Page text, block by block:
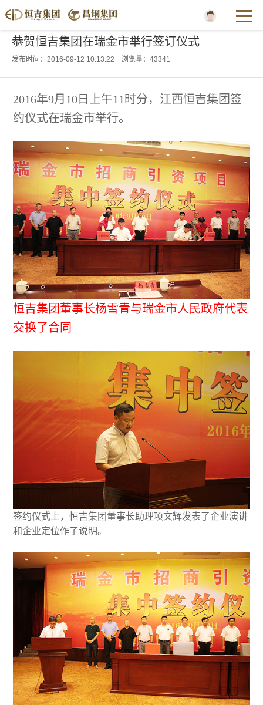
恭贺恒吉集团在瑞金市举行签订仪式
发布时间：2016-09-12 10:13:22 浏览量：43341
2016年9月 10 日上午11 时分，江西恒吉集团签
约仪式在瑞金市举行。
恒吉集团董事长杨雪青与瑞金市人民政府代表
交换了合同
签约仪式上，恒吉集团董事长助理项文辉发表了企业演讲
和企业定位作了说明。